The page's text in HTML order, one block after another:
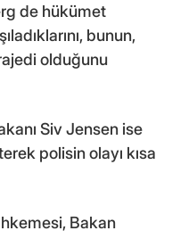
de hükümet
bunun,
olduğunu
Siv Jensen ise
polisin olayı kısa
Bakan